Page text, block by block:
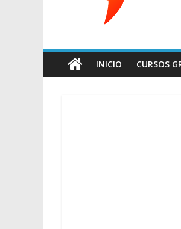
INICIO CURSOS